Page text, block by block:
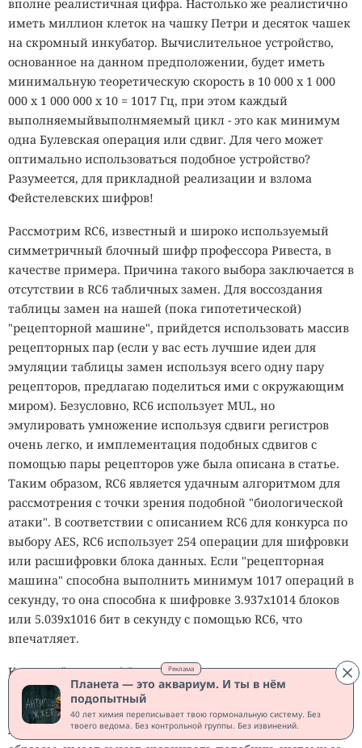
Реклама
Планета — это аквариум. И ты в нём
подопытный
40 лет химия переписывает твою гормональную систему. Без
твоего ведома. Без контрольной группы. Без извинений.
вполне реалистичная цифра. Настолько же реалистично
иметь миллион клеток на чашку Петри и десяток чашек
на скромный инкубатор. Вычислительное устройство,
основанное на данном предположении, будет иметь
минимальную теоретическую скорость в 10 000 х 1 000
000 х 1 000 000 х 10 = 1017 Гц, при этом каждый
выполняемыйвыполнмяемый цикл - это как минимум
одна Булевская операция или сдвиг. Для чего может
оптимально использоваться подобное устройство?
Разумеется, для прикладной реализации и взлома
Фейстелевских шифров!
Рассмотрим RC6, известный и широко используемый
симметричный блочный шифр профессора Ривеста, в
качестве примера. Причина такого выбора заключается в
отсутствии в RC6 табличных замен. Для воссоздания
таблицы замен на нашей (пока гипотетической)
"рецепторной машине", прийдется использовать массив
рецепторных пар (если у вас есть лучшие идеи для
эмуляции таблицы замен используя всего одну пару
рецепторов, предлагаю поделиться ими с окружающим
миром). Безусловно, RC6 использует MUL, но
эмулировать умножение используя сдвиги регистров
очень легко, и имплементация подобных сдвигов с
помощью пары рецепторов уже была описана в статье.
Таким образом, RC6 является удачным алгоритмом для
рассмотрения с точки зрения подобной "биологической
атаки". В соответствии с описанием RC6 для конкурса по
выбору AES, RC6 использует 254 операции для шифровки
или расшифровки блока данных. Если "рецепторная
машина" способна выполнить минимум 1017 операций в
секунду, то она способна к шифровке 3.937x1014 блоков
или 5.039x1016 бит в секунду с помощью RC6, что
впечатляет.
Как насчёт взлома? В данном случае мы оперируем с
системой, изначально оптимизированной для работы с
операциями, используемыми современными (пост-
Люциферовскими) Фейстелевскими шифрами. Таким